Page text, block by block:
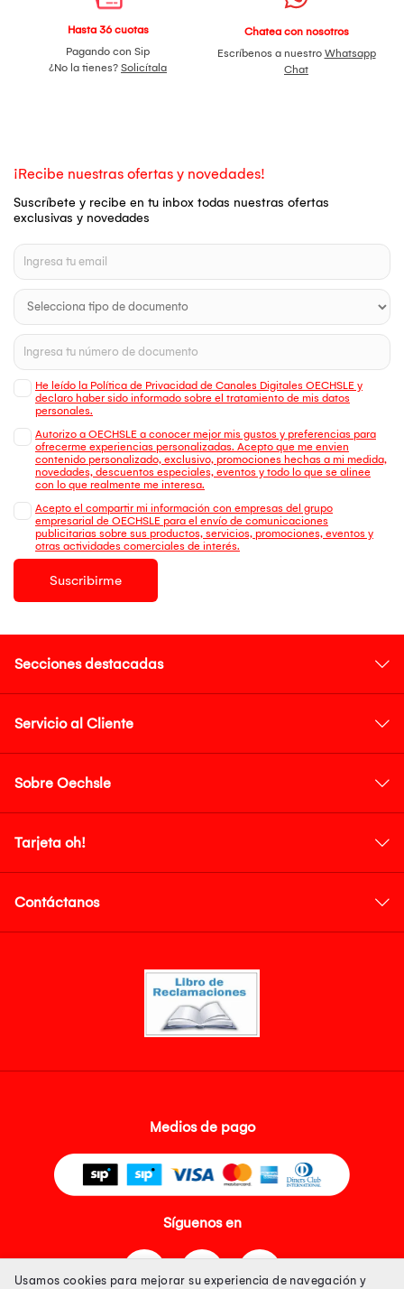
Hasta 36 cuotas
Pagando con Sip
¿No la tienes? Solicítala
Chatea con nosotros
Escríbenos a nuestro Whatsapp
Chat
¡Recibe nuestras ofertas y novedades!
Suscríbete y recibe en tu inbox todas nuestras ofertas
exclusivas y novedades
He leído la Política de Privacidad de Canales Digitales OECHSLE y
declaro haber sido informado sobre el tratamiento de mis datos
personales.
Autorizo a OECHSLE a conocer mejor mis gustos y preferencias para
ofrecerme experiencias personalizadas. Acepto que me envien
contenido personalizado, exclusivo, promociones hechas a mi medida,
novedades, descuentos especiales, eventos y todo lo que se alinee
con lo que realmente me interesa.
Acepto el compartir mi información con empresas del grupo
empresarial de OECHSLE para el envío de comunicaciones
publicitarias sobre sus productos, servicios, promociones, eventos y
otras actividades comerciales de interés.
Suscribirme
Secciones destacadas
Servicio al Cliente
Sobre Oechsle
Tarjeta oh!
Contáctanos
Medios de pago
Síguenos en
Usamos cookies para mejorar su experiencia de navegación y